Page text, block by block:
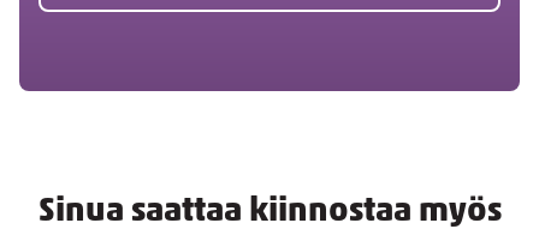
Sinua saattaa kiinnostaa myös